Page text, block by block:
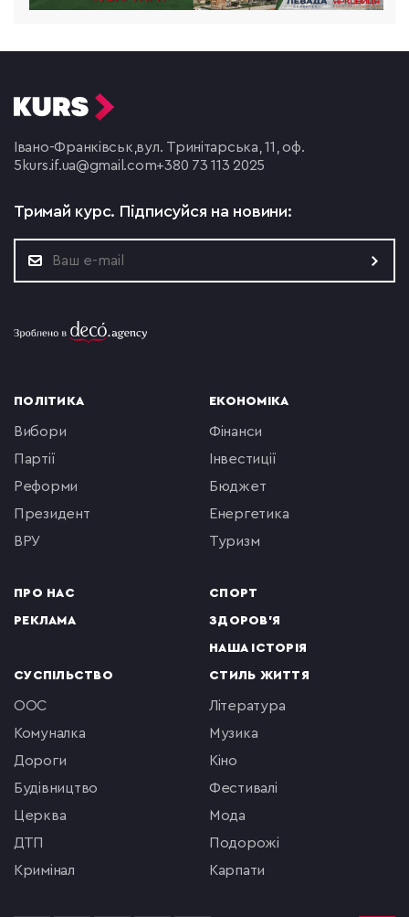
Івано-Франківськ,вул. Тринітарська, 11, оф.
5 kurs.if.ua@gmail.com+380 73 113 2025
Тримай курс. Підписуйся на новини:
ПОЛІТИКА
вибори
партії
реформи
президент
ВРУ
ПРО НАС
РЕКЛАМА
ЕКОНОМІКА
фінанси
інвестиції
бюджет
енергетика
туризм
СПОРТ
ЗДОРОВ'Я
НАША ІСТОРІЯ
СУСПІЛЬСТВО
ООС
комуналка
Дороги
будівництво
церква
ДТП
кримінал
СТИЛЬ ЖИТТЯ
література
музика
кіно
фестивалі
мода
подорожі
Карпати